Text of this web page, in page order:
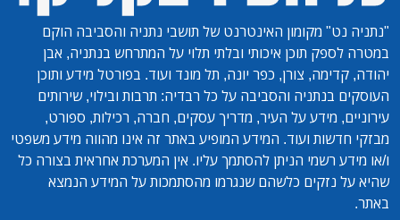
"נתניה נט" מקומון האינטרנט של תושבי נתניה והסביבה הוקם
במטרה לספק תוכן איכותי ובלתי תלוי על המתרחש בנתניה, אבן
יהודה, קדימה, צורן, כפר יונה, תל מונד ועוד. בפורטל מידע ותוכן
העוסקים בנתניה והסביבה על כל רבדיה: תרבות ובילוי, שירותים
עירוניים, מידע על העיר, מדריך עסקים, חברה, רכילות, ספורט,
מבזקי חדשות ועוד. המידע המופיע באתר זה אינו מהווה מידע משפטי
ו/או מידע רשמי הניתן להסתמך עליו. אין המערכת אחראית בצורה כל
שהיא על נזקים כלשהם שנגרמו מהסתמכות על המידע הנמצא
באתר.